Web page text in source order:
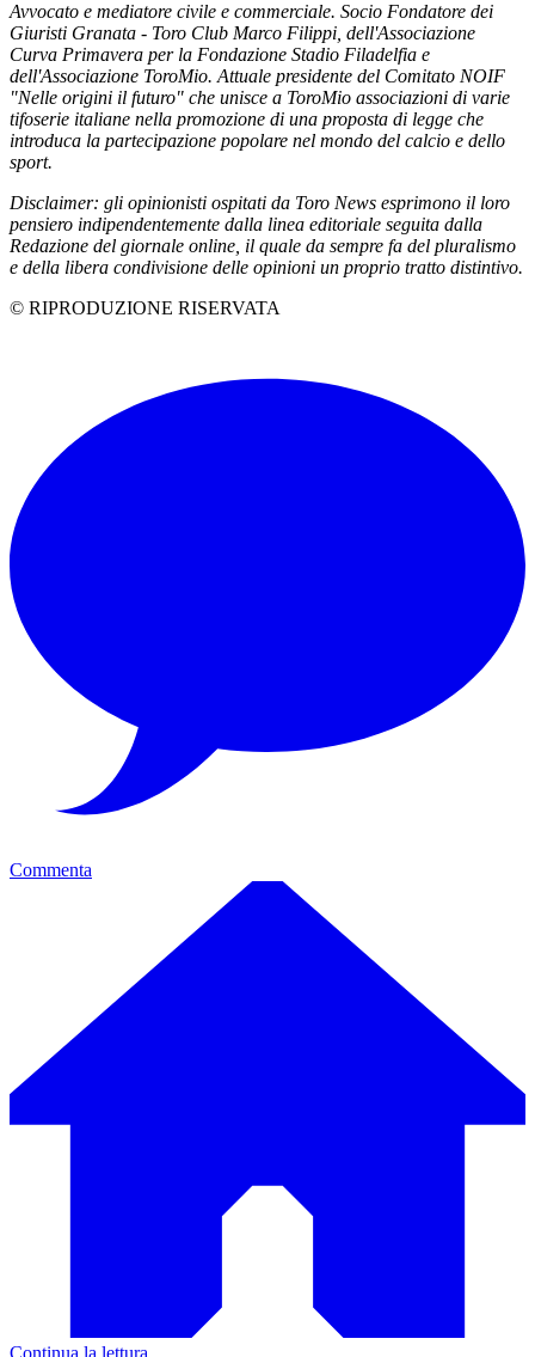
Avvocato e mediatore civile e commerciale. Socio Fondatore dei
Giuristi Granata - Toro Club Marco Filippi, dell'Associazione
Curva Primavera per la Fondazione Stadio Filadelfia e
dell'Associazione ToroMio. Attuale presidente del Comitato NOIF
"Nelle origini il futuro" che unisce a ToroMio associazioni di varie
tifoserie italiane nella promozione di una proposta di legge che
introduca la partecipazione popolare nel mondo del calcio e dello
sport.
Disclaimer: gli opinionisti ospitati da Toro News esprimono il loro
pensiero indipendentemente dalla linea editoriale seguita dalla
Redazione del giornale online, il quale da sempre fa del pluralismo
e della libera condivisione delle opinioni un proprio tratto distintivo.
© RIPRODUZIONE RISERVATA
Commenta
Continua la lettura